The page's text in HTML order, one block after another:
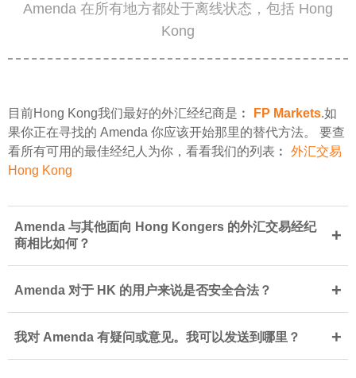
Amenda 在所有地方都处于离线状态，包括 Hong
Kong
目前Hong Kong我们最好的外汇经纪商是︰ FP Markets.如
果你正在寻找的 Amenda 你应该开始那里的替代方法。 要查
看所有可用的最佳经纪人为你，看看我们的列表︰ 外汇交易
Hong Kong
Amenda 与其他面向 Hong Kongers 的外汇交易经纪
商相比如何？
+
Amenda 对于 HK 的用户来说是否安全合法？ +
我对 Amenda 有疑问或意见。我可以发送到哪里？ +